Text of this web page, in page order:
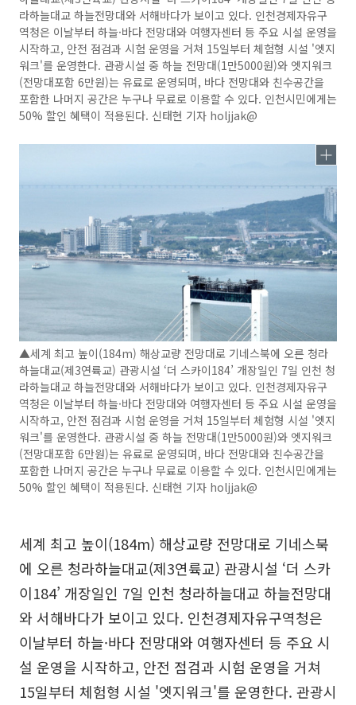
라하늘대교 하늘전망대와 서해바다가 보이고 있다. 인천경제자유구
역청은 이날부터 하늘·바다 전망대와 여행자센터 등 주요 시설 운영을
시작하고, 안전 점검과 시험 운영을 거쳐 15일부터 체험형 시설 '엣지
워크'를 운영한다. 관광시설 중 하늘 전망대(1만5000원)와 엣지워크
(전망대포함 6만원)는 유료로 운영되며, 바다 전망대와 친수공간을
포함한 나머지 공간은 누구나 무료로 이용할 수 있다. 인천시민에게는
50% 할인 혜택이 적용된다. 신태현 기자 holjjak@
▲세계 최고 높이(184m) 해상교량 전망대로 기네스북에 오른 청라
하늘대교(제3연륙교) 관광시설 ‘더 스카이184’ 개장일인 7일 인천 청
라하늘대교 하늘전망대와 서해바다가 보이고 있다. 인천경제자유구
역청은 이날부터 하늘·바다 전망대와 여행자센터 등 주요 시설 운영을
시작하고, 안전 점검과 시험 운영을 거쳐 15일부터 체험형 시설 '엣지
워크'를 운영한다. 관광시설 중 하늘 전망대(1만5000원)와 엣지워크
(전망대포함 6만원)는 유료로 운영되며, 바다 전망대와 친수공간을
포함한 나머지 공간은 누구나 무료로 이용할 수 있다. 인천시민에게는
50% 할인 혜택이 적용된다. 신태현 기자 holjjak@
세계 최고 높이(184m) 해상교량 전망대로 기네스북
에 오른 청라하늘대교(제3연륙교) 관광시설 ‘더 스카
이184’ 개장일인 7일 인천 청라하늘대교 하늘전망대
와 서해바다가 보이고 있다. 인천경제자유구역청은
이날부터 하늘·바다 전망대와 여행자센터 등 주요 시
설 운영을 시작하고, 안전 점검과 시험 운영을 거쳐
15일부터 체험형 시설 '엣지워크'를 운영한다. 관광시